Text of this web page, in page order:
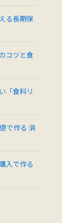
る長期保
コツと食
「食料リ
で作る 消
入で作る